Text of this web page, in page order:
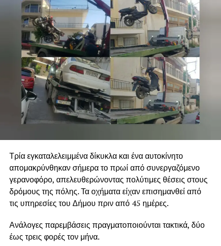
Τρία εγκαταλελειμμένα δίκυκλα και ένα αυτοκίνητο
απομακρύνθηκαν σήμερα το πρωί από συνεργαζόμενο
γερανοφόρο, απελευθερώνοντας πολύτιμες θέσεις στους
δρόμους της πόλης. Τα οχήματα είχαν επισημανθεί από
τις υπηρεσίες του Δήμου πριν από 45 ημέρες.
Ανάλογες παρεμβάσεις πραγματοποιούνται τακτικά, δύο
έως τρεις φορές τον μήνα.